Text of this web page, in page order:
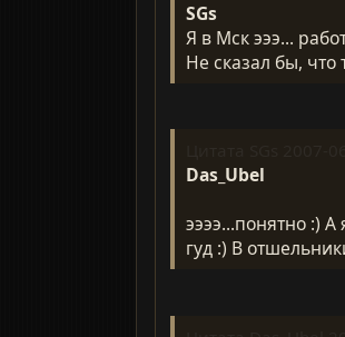
SGs
Я в Мск эээ...
Не сказал бы, что
Das_Ubel
ээээ...понятно :)
гуд :) В